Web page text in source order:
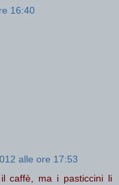
16:40
alle ore 17:53
caffè, ma i pasticcini li